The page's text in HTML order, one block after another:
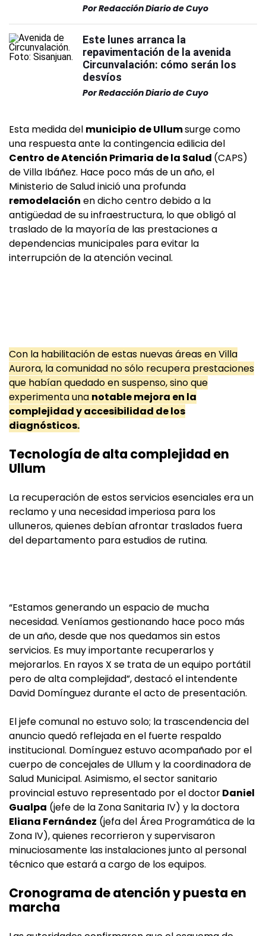
PorRedacción Diario de Cuyo
Este lunes arranca la
repavimentación de la avenida
Circunvalación: cómo serán los
desvíos
PorRedacción Diario de Cuyo
Esta medida del municipio de Ullumsurge como
una respuesta ante la contingencia edilicia del
Centro de Atención Primaria de la Salud (CAPS)
de Villa Ibáñez. Hace poco más de un año, el
Ministerio de Salud inició una profunda
remodelación en dicho centro debido a la
antigüedad de su infraestructura, lo que obligó al
traslado de la mayoría de las prestaciones a
dependencias municipales para evitar la
interrupción de la atención vecinal.
Con la habilitación de estas nuevas áreas en Villa
Aurora, la comunidad no sólo recupera prestaciones
que habían quedado en suspenso, sino que
experimenta una notable mejora en la
complejidad y accesibilidad de los
diagnósticos.
Tecnología de alta complejidad en
Ullum
La recuperación de estos servicios esenciales era un
reclamo y una necesidad imperiosa para los
ulluneros, quienes debían afrontar traslados fuera
del departamento para estudios de rutina.
“Estamos generando un espacio de mucha
necesidad. Veníamos gestionando hace poco más
de un año, desde que nos quedamos sin estos
servicios. Es muy importante recuperarlos y
mejorarlos. En rayos X se trata de un equipo portátil
pero de alta complejidad”, destacó el intendente
David Domínguez durante el acto de presentación.
El jefe comunal no estuvo solo; la trascendencia del
anuncio quedó reflejada en el fuerte respaldo
institucional. Domínguez estuvo acompañado por el
cuerpo de concejales de Ullum y la coordinadora de
Salud Municipal. Asimismo, el sector sanitario
provincial estuvo representado por el doctorDaniel
Gualpa (jefe de la Zona Sanitaria IV) y la doctora
Eliana Fernández (jefa del Área Programática de la
Zona IV), quienes recorrieron y supervisaron
minuciosamente las instalaciones junto al personal
técnico que estará a cargo de los equipos.
Cronograma de atención y puesta en
marcha